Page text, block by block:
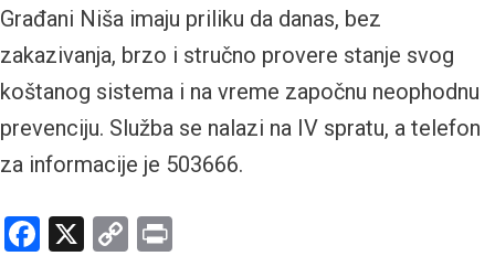
Građani Niša imaju priliku da danas, bez
zakazivanja, brzo i stručno provere stanje svog
koštanog sistema i na vreme započnu neophodnu
prevenciju. Služba se nalazi na IV spratu, a telefon
za informacije je 503666.
Facebook
X
Copy